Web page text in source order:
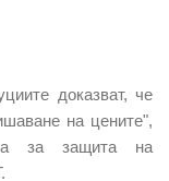
доказват, че
на цените",
за защита на